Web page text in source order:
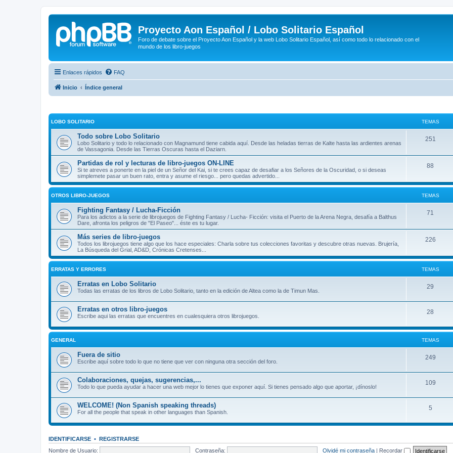
Proyecto Aon Español / Lobo Solitario Español
Foro de debate sobre el Proyecto Aon Español y la web Lobo Solitario Español, así como todo lo relacionado con el
mundo de los libro-juegos
Enlaces rápidos FAQ
Inicio Índice general
LOBO SOLITARIO TEMAS
Todo sobre Lobo Solitario
Lobo Solitario y todo lo relacionado con Magnamund tiene cabida aquí. Desde las heladas tierras de Kalte hasta las ardientes arenas
de Vassagonia. Desde las Tierras Oscuras hasta el Daziarn.
251
Partidas de rol y lecturas de libro-juegos ON-LINE
Si te atreves a ponerte en la piel de un Señor del Kai, si te crees capaz de desafiar a los Señores de la Oscuridad, o si deseas
simplemete pasar un buen rato, entra y asume el riesgo... pero quedas advertido...
88
a
OTROS LIBRO-JUEGOS TEMAS
Fighting Fantasy / Lucha-Ficción
Para los adictos a la serie de librojuegos de Fighting Fantasy / Lucha- Ficción: visita el Puerto de la Arena Negra, desafía a Balthus
Dare, afronta los peligros de "El Paseo"... éste es tu lugar.
71
m
Más series de libro-juegos
Todos los librojuegos tiene algo que los hace especiales: Charla sobre tus colecciones favoritas y descubre otras nuevas. Brujería,
La Búsqueda del Grial, AD&D, Crónicas Cretenses...
226T
a
ERRATAS Y ERRORES TEMAS
Erratas en Lobo Solitario
Todas las erratas de los libros de Lobo Solitario, tanto en la edición de Altea como la de Timun Mas.
29
a
s
Erratas en otros libro-juegos
Escribe aqui las erratas que encuentres en cualesquiera otros librojuegos.
28
m
GENERAL TEMAS
Fuera de sitio
Escribe aquí sobre todo lo que no tiene que ver con ninguna otra sección del foro.
249T
m
a
Colaboraciones, quejas, sugerencias,...
Todo lo que pueda ayudar a hacer una web mejor lo tienes que exponer aquí. Si tienes pensado algo que aportar, ¡dínoslo!
109T
a
WELCOME! (Non Spanish speaking threads)
For all the people that speak in other languages than Spanish.
5T
a
IDENTIFICARSE • REGISTRARSE
Nombre de Usuario:
Contraseña: Olvidé mi contraseña | Recordar